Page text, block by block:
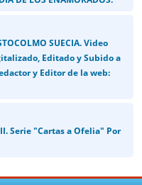
SUECIA. Video
Editado y Subido a
y Editor de la web:
Serie "Cartas a Ofelia" Por